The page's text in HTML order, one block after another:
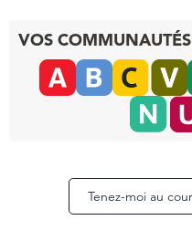
VOS
Tenez-moi au